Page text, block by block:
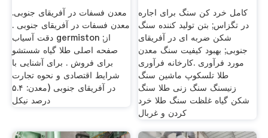
معدن فسفات در آفریقای جنوبی.
معدن فسفات در آفریقای جنوبی .
دقت آسیاب germiston از;
صفحه اصلی طلا گیاه شستشو
برای فروش . برای آشنایی با
شرایط اقتصادی و نحوه تجارت
در آفریقای جنوبی (معدن: ۵.۴
درصد نیكل
کامل خرد کن سنگ برای اجاره
در تگزاس; بتن تولید کننده سنگ
شکن ضربه ای در آفریقای
جنوبی; بهبود کیفیت سنگ معدن
مورد فرآوری .کارخانه فرآوری
طلا تلسکوپ ماشین سنگ
زنیسنگ سنگ زنی طلا سنگ
شکن گیاه غلظت سنگ طلا خرد
کردن و غربال